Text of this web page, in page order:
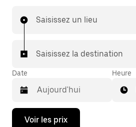
Saisissez un lieu
Saisissez la destination
Date
Appuyez
Heure
Voir les prix